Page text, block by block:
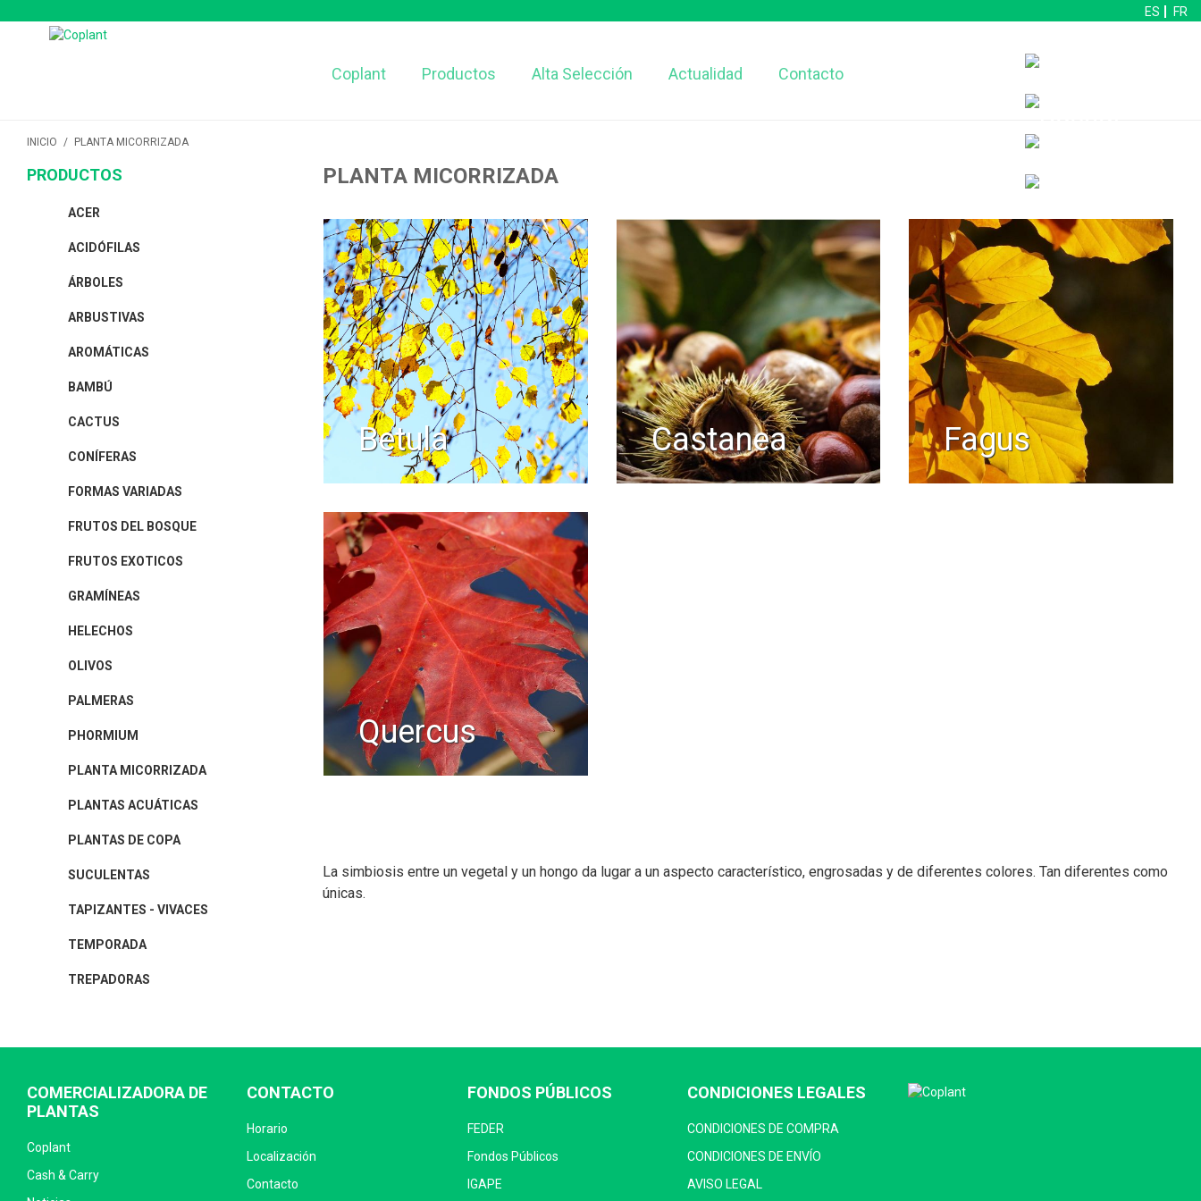
ES FR
Coplant Productos Alta Selección Actualidad Contacto
INICIO / PLANTA MICORRIZADA
PLANTA MICORRIZADA
betula castanea fagus
quercus
La simbiosis entre un vegetal y un hongo da lugar a un aspecto característico, engrosadas y de diferentes colores. Tan diferentes como
únicas.
PRODUCTOS
ACER
ACIDÓFILAS
ÁRBOLES
ARBUSTIVAS
AROMÁTICAS
BAMBÚ
CACTUS
CONÍFERAS
FORMAS VARIADAS
FRUTOS DEL BOSQUE
FRUTOS EXOTICOS
GRAMÍNEAS
HELECHOS
OLIVOS
PALMERAS
PHORMIUM
PLANTA MICORRIZADA
PLANTAS ACUÁTICAS
PLANTAS DE COPA
SUCULENTAS
TAPIZANTES - VIVACES
TEMPORADA
TREPADORAS
COMERCIALIZADORA DE
PLANTAS
Coplant
Cash & Carry
CONTACTO
Horario
Localización
Contacto
FONDOS PÚBLICOS
FEDER
Fondos Públicos
IGAPE
CONDICIONES LEGALES
CONDICIONES DE COMPRA
CONDICIONES DE ENVÍO
AVISO LEGAL